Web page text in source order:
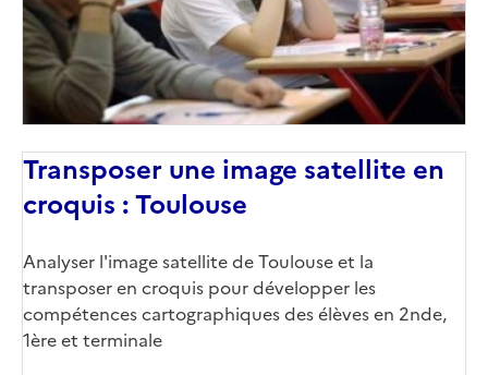
Transposer une image satellite en
croquis : Toulouse
Corps
Analyser l'image satellite de Toulouse et la
transposer en croquis pour développer les
compétences cartographiques des élèves en 2nde,
1ère et terminale